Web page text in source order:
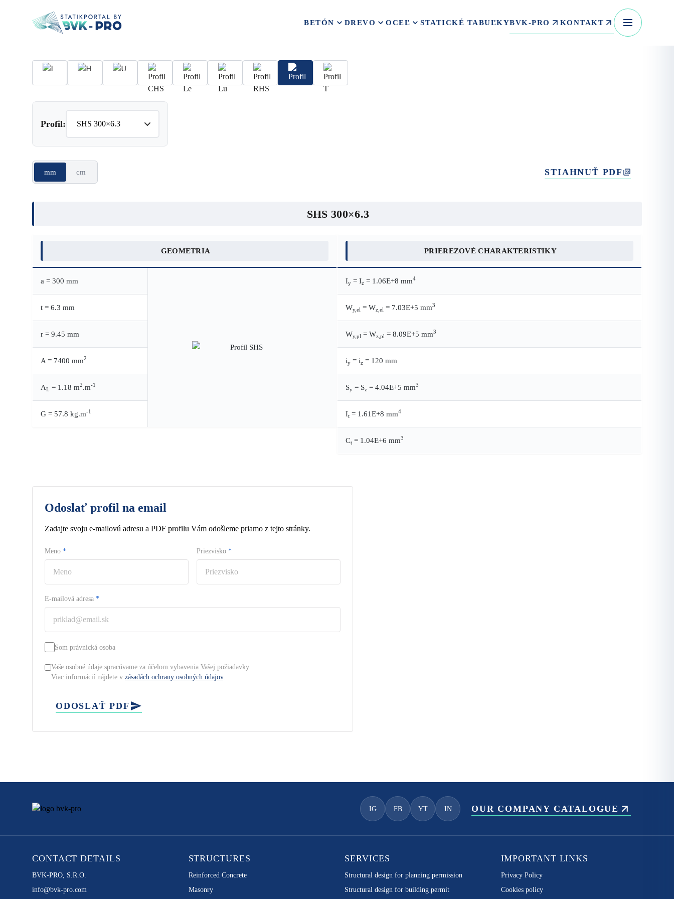
BETÓN DREVO OCEĽ STATICKÉ TABUĽKYBVK-PRO KONTAKT
Profil:
mm cm STIAHNUŤ PDF
SHS 300×6.3
GEOMETRIA
a = 300 mm
t = 6.3 mm
r = 9.45 mm
A = 7400 mm2
AL = 1.18 m2.m-1
G = 57.8 kg.m-1
PRIEREZOVÉ CHARAKTERISTIKY
Iy = Iz = 1.06E+8 mm4
Wy,el = Wz,el = 7.03E+5 mm3
Wy,pl = Wz,pl = 8.09E+5 mm3
iy = iz = 120 mm
Sy = Sz = 4.04E+5 mm3
It = 1.61E+8 mm4
Ct = 1.04E+6 mm3
Odoslať profil na email
Zadajte svoju e-mailovú adresu a PDF profilu Vám odošleme priamo z tejto stránky.
Meno * Priezvisko *
E-mailová adresa *
Som právnická osoba
Vaše osobné údaje spracúvame za účelom vybavenia Vašej požiadavky.
Viac informácií nájdete v zásadách ochrany osobných údajov.
ODOSLAŤ PDF
IG FB YT IN OUR COMPANY CATALOGUE
CONTACT DETAILS
BVK-PRO, S.R.O.
info@bvk-pro.com
STRUCTURES
Reinforced Concrete
Masonry
SERVICES
Structural design for planning permission
Structural design for building permit
IMPORTANT LINKS
Privacy Policy
Cookies policy